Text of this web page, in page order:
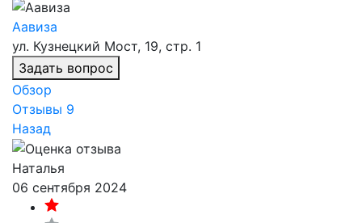
Аавиза
ул. Кузнецкий Мост, 19, стр. 1
Задать вопрос
Обзор
Отзывы 9
Назад
Наталья
06 сентября 2024